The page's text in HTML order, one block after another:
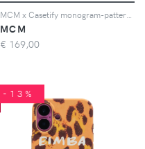
MCM
€ 169,00
-13%